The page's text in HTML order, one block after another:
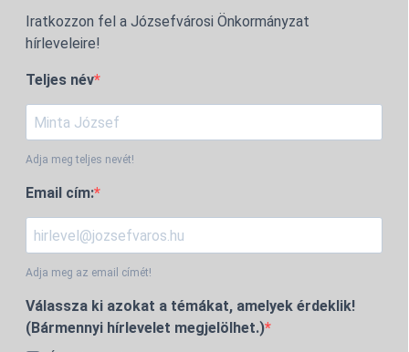
Iratkozzon fel a Józsefvárosi Önkormányzat
hírleveleire!
Teljes név
Adja meg teljes nevét!
Email cím:
Adja meg az email címét!
Válassza ki azokat a témákat, amelyek érdeklik!
(Bármennyi hírlevelet megjelölhet.)